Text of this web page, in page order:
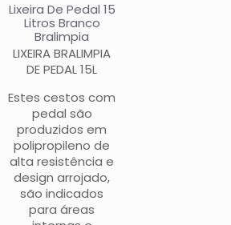
Lixeira De Pedal 15
Litros Branco
Bralimpia
LIXEIRA BRALIMPIA
DE PEDAL 15L
Estes cestos com
pedal são
produzidos em
polipropileno de
alta resistência e
design arrojado,
são indicados
para áreas